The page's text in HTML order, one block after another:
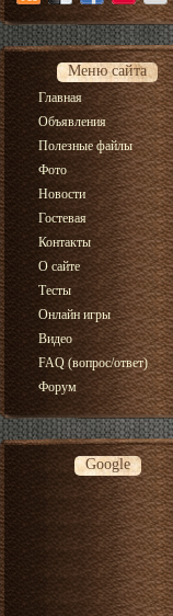
Меню сайта
Главная
Объявления
Полезные файлы
Фото
Новости
Гостевая
Контакты
О сайте
Тесты
Онлайн игры
Видео
FAQ (вопрос/ответ)
Форум
Google